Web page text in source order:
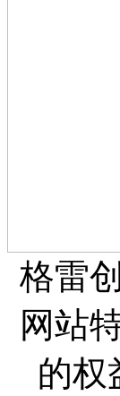
格雷
网站
的权